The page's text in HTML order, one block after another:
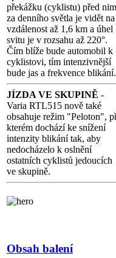
překážku (cyklistu) před
za denního světla je vidět na
vzdálenost až 1,6 km a úhel
svitu je v rozsahu až 220°.
Čím blíže bude automobil k
cyklistovi, tím intenzivnější
bude jas a frekvence blikání.
JÍZDA VE SKUPINĚ -
Varia RTL515 nově také
obsahuje režim "Peloton",
kterém dochází ke snížení
intenzity blikání tak, aby
nedocházelo k oslnění
ostatních cyklistů jedoucích
ve skupině.
Obsah balení